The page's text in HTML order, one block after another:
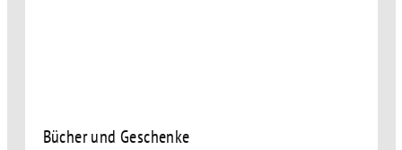
Bücher und Geschenke